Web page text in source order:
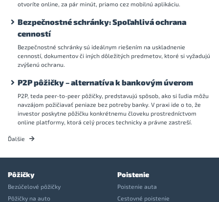
otvoríte online, za pár minút, priamo cez mobilnú aplikáciu.
Bezpečnostné schránky: Spoľahlivá ochrana
cenností
Bezpečnostné schránky sú ideálnym riešením na uskladnenie
cenností, dokumentov či iných dôležitých predmetov, ktoré si vyžadujú
zvýšenú ochranu.
P2P pôžičky – alternatíva k bankovým úverom
P2P, teda peer-to-peer pôžičky, predstavujú spôsob, ako si ľudia môžu
navzájom požičiavať peniaze bez potreby banky. V praxi ide o to, že
investor poskytne pôžičku konkrétnemu človeku prostredníctvom
online platformy, ktorá celý proces technicky a právne zastreší.
Ďalšie
Pôžičky
Bezúčelové pôžičky
Pôžičky na auto
Poistenie
Poistenie auta
Cestovné poistenie